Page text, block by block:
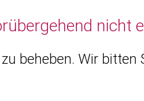
nicht
beheben. Wir bitten